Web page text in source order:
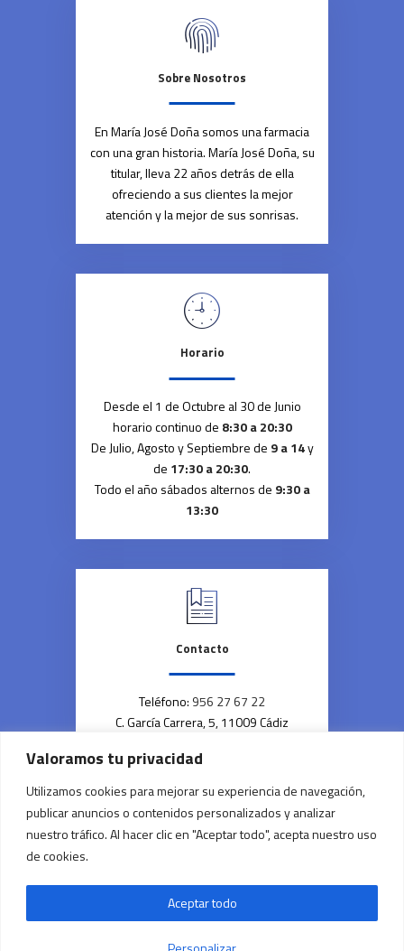
Valoramos tu privacidad
Utilizamos cookies para mejorar su experiencia de navegación,
publicar anuncios o contenidos personalizados y analizar
nuestro tráfico. Al hacer clic en "Aceptar todo", acepta nuestro uso
de cookies.
Aceptar todo
Sobre Nosotros
En María José Doña somos una farmacia
con una gran historia. María José Doña, su
titular, lleva 22 años detrás de ella
ofreciendo a sus clientes la mejor
atención y la mejor de sus sonrisas.
Horario
Desde el 1 de Octubre al 30 de Junio
horario continuo de 8:30 a 20:30
De Julio, Agosto y Septiembre de 9 a 14y
de 17:30 a 20:30.
Todo el año sábados alternos de 9:30 a
13:30
Contacto
Teléfono: 956 27 67 22
C. García Carrera, 5, 11009 Cádiz
Copyright © | 2023 | Farmacia Maria José Doña |
Todos los derechos reservados